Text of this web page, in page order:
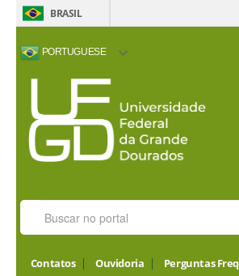
BRASIL
PORTUGUESE
ACESSIBILIDADE ALTO CONTRASTE
VISITORS
Contatos Ouvidoria Perguntas